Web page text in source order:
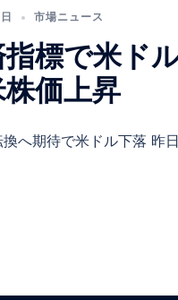
市場ニュース
標で米ド
価上昇
換へ期待で米ドル下落 昨